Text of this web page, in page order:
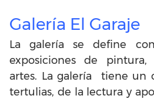
Galería El Garaje
La galería se define
exposiciones de
artes. La galería tiene un
tertulias, de la lectura y